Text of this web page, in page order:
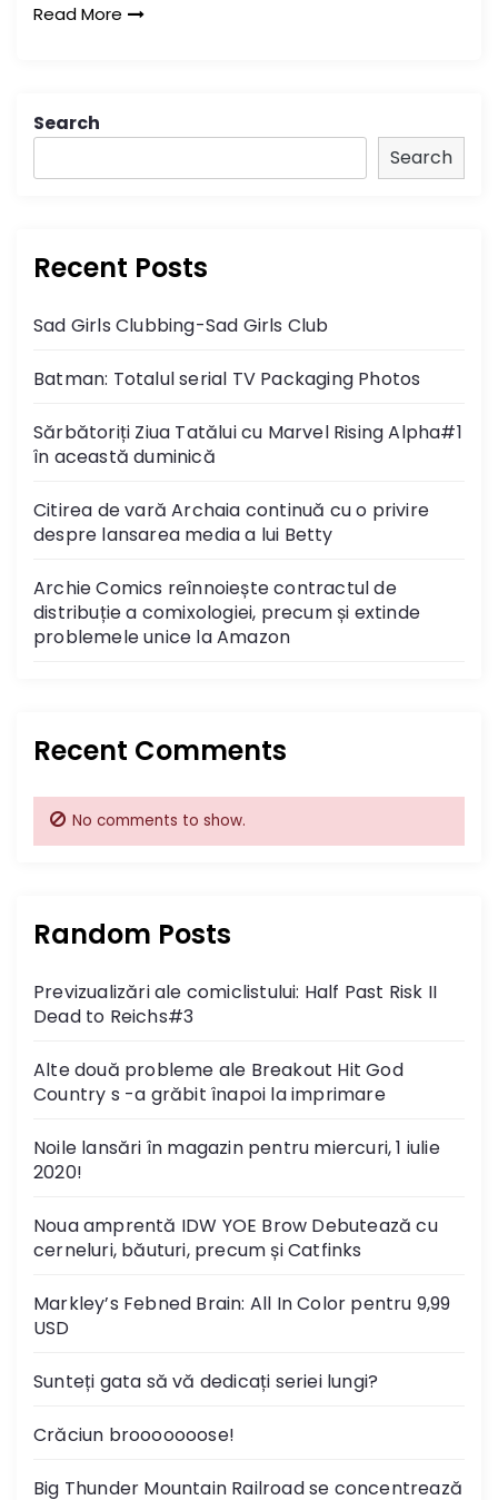
Read More
Search
Search
Recent Posts
Sad Girls Clubbing-Sad Girls Club
Batman: Totalul serial TV Packaging Photos
Sărbătoriți Ziua Tatălui cu Marvel Rising Alpha#1
în această duminică
Citirea de vară Archaia continuă cu o privire
despre lansarea media a lui Betty
Archie Comics reînnoiește contractul de
distribuție a comixologiei, precum și extinde
problemele unice la Amazon
Recent Comments
No comments to show.
Random Posts
Previzualizări ale comiclistului: Half Past Risk II
Dead to Reichs#3
Alte două probleme ale Breakout Hit God
Country s -a grăbit înapoi la imprimare
Noile lansări în magazin pentru miercuri, 1 iulie
2020!
Noua amprentă IDW YOE Brow Debutează cu
cerneluri, băuturi, precum și Catfinks
Markley’s Febned Brain: All In Color pentru 9,99
USD
Sunteți gata să vă dedicați seriei lungi?
Crăciun brooooooose!
Big Thunder Mountain Railroad se concentrează